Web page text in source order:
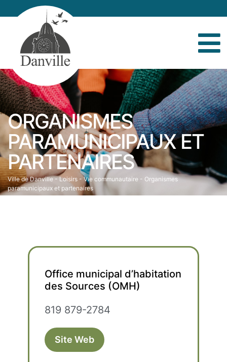
ORGANISMES
PARAMUNICIPAUX ET
PARTENAIRES
Ville de Danville-Loisirs - Vie communautaire - Organismes
paramunicipaux et partenaires
Office municipal d’habitation
des Sources (OMH)
819 879-2784
Site Web